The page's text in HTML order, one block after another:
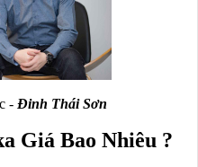
- Đinh Thái Sơn
Giá Bao Nhiêu ?